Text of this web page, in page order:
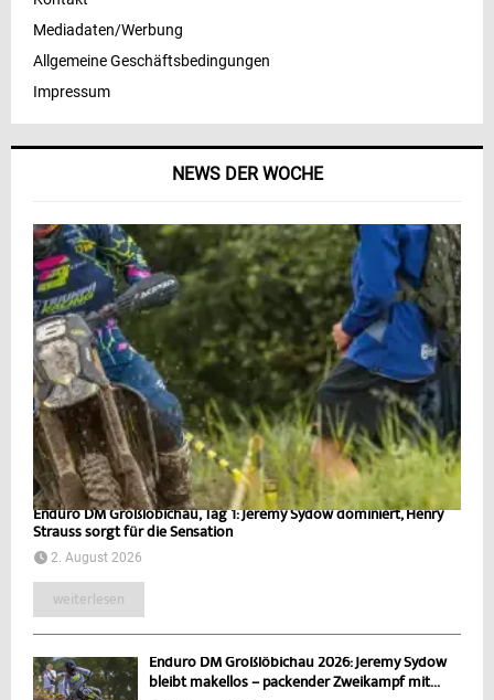
NEWS DER WOCHE
Enduro DM Großlöbichau, Tag 1: Jeremy Sydow dominiert, Henry
Strauss sorgt für die Sensation
2. August 2026
weiterlesen
Enduro DM Großlöbichau 2026: Jeremy Sydow
bleibt makellos – packender Zweikampf mit...
Mediadaten/Werbung
Allgemeine Geschäftsbedingungen
Impressum